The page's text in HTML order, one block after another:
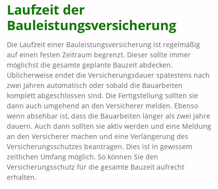
Laufzeit der
Bauleistungsversicherung
Die Laufzeit einer Bauleistungsversicherung ist regelmäßig
auf einen festen Zeitraum begrenzt. Dieser sollte immer
möglichst die gesamte geplante Bauzeit abdecken.
Üblicherweise endet die Versicherungsdauer spätestens nach
zwei Jahren automatisch oder sobald die Bauarbeiten
komplett abgeschlossen sind. Die Fertigstellung sollten sie
dann auch umgehend an den Versicherer melden. Ebenso
wenn absehbar ist, dass die Bauarbeiten länger als zwei Jahre
dauern. Auch dann sollten sie aktiv werden und eine Meldung
an den Versicherer machen und eine Verlängerung des
Versicherungsschutzes beantragen. Dies ist in gewissem
zeitlichen Umfang möglich. So können Sie den
Versicherungsschutz für die gesamte Bauzeit aufrecht
erhalten.